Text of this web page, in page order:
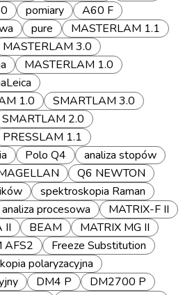
pomiary
A60 F
pure
MASTERLAM 1.1
MASTERLAM 3.0
MASTERLAM 1.0
1.0
SMARTLAM 3.0
SMARTLAM 2.0
PRESSLAM 1.1
Polo Q4
analiza stopów
Q6 NEWTON
spektroskopia Raman
analiza procesowa
MATRIX-F II
II BEAM
MATRIX MG II
AFS2
Freeze Substitution
polaryzacyjna
DM4 P
DM2700 P